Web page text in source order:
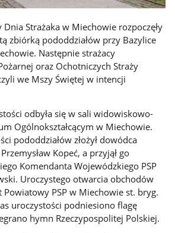
Strażaka w Miechowie rozpoczęły
zbiórką pododdziałów przy Bazylice
Następnie strażacy
oraz Ochotniczych Straży
we Mszy Świętej w intencji
odbyła się w sali widowiskowo-
Ogólnokształcącym w Miechowie.
pododdziałów złożył dowódca
Kopeć, a przyjął go
Komendanta Wojewódzkiego PSP
Uroczystego otwarcia obchodów
Powiatowy PSP w Miechowie st. bryg.
uroczystości podniesiono flagę
hymn Rzeczypospolitej Polskiej.